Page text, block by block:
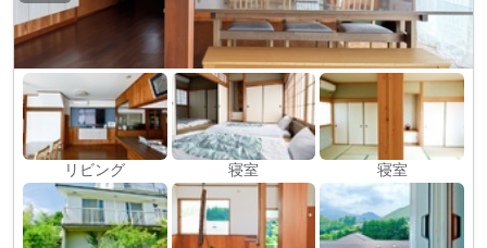
リビング 寝室 寝室